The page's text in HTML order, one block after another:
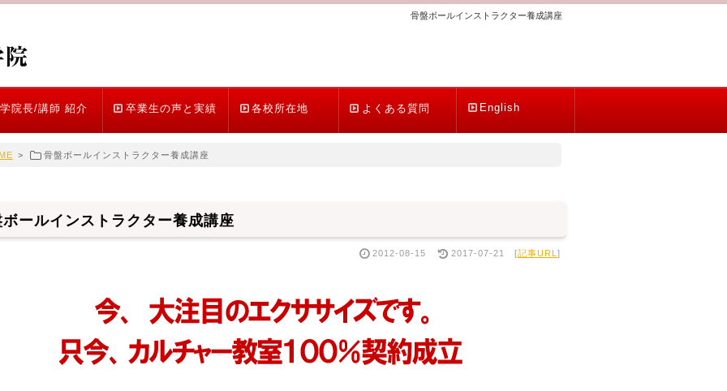
骨盤ボールインストラクター養成講座
学院長/講師 紹介 卒業生の声と実績 各校所在地 よくある質問 English
> 骨盤ボールインストラクター養成講座
ールインストラクター養成講座
2012-08-15 2017-07-21 [記事URL ]